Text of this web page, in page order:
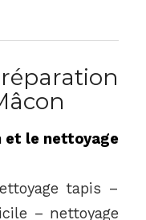
et le nettoyage
tapis –
– nettoyage